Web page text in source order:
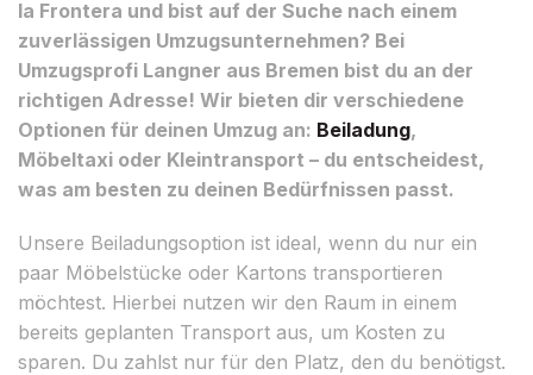
la Frontera und bist auf der Suche nach einem
zuverlässigen Umzugsunternehmen? Bei
Umzugsprofi Langner aus Bremen bist du an der
richtigen Adresse! Wir bieten dir verschiedene
Optionen für deinen Umzug an: Beiladung,
Möbeltaxi oder Kleintransport – du entscheidest,
was am besten zu deinen Bedürfnissen passt.
Unsere Beiladungsoption ist ideal, wenn du nur ein
paar Möbelstücke oder Kartons transportieren
möchtest. Hierbei nutzen wir den Raum in einem
bereits geplanten Transport aus, um Kosten zu
sparen. Du zahlst nur für den Platz, den du benötigst.